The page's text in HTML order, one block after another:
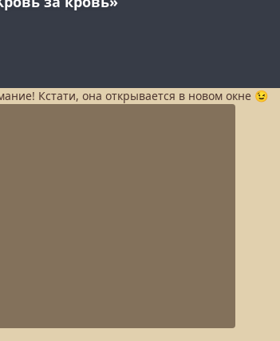
Кстати, она открывается в новом окне 😉